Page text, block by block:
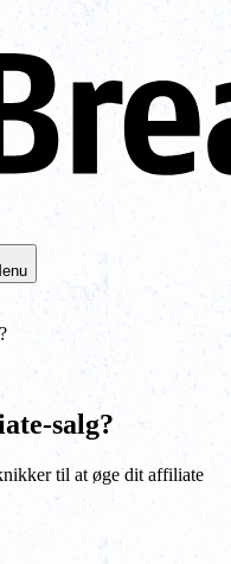
salg?
til at øge dit affiliate